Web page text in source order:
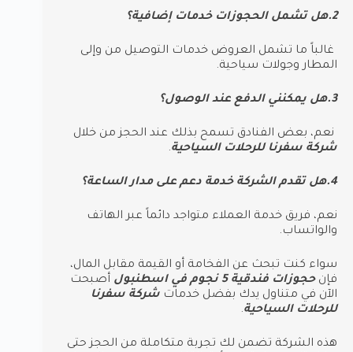
2.هل تشمل الحجوزات خدمات إضافية؟
غالباً ما تشمل العروض خدمات التوصيل من وإلى
المطار وجولات سياحية.
3.هل يمكنني الدفع عند الوصول؟
نعم، بعض الفنادق تسمح بذلك عند الحجز من خلال
شركة سفرنا للرحلات السياحية.
4.هل تقدم الشركة خدمة دعم على مدار الساعة؟
نعم، فريق خدمة العملاء متواجد دائماً عبر الهاتف
والواتساب.
سواء كنت تبحث عن الفخامة أو القيمة مقابل المال،
فإنحجوزات فندقية 5 نجوم في اسطنبول
أصبحت
الآن في متناول يدك بفضل خدمات شركة سفرنا
للرحلات السياحية.
هذه الشركة تضمن لك تجربة متكاملة من الحجز حتى